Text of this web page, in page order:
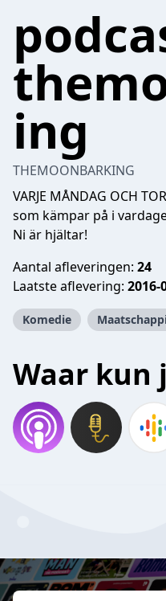
ing
THEMOONBARKING
VARJE MÅNDAG OCH
som kämpar på i
Ni är hjältar!
Aantal afleveringen: 24
Laatste aflevering: 2016-
Komedie
Waar kun